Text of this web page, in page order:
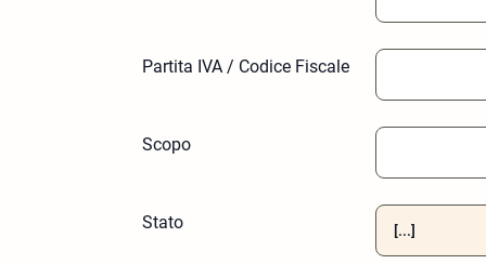
Partita IVA / Codice Fiscale
Scopo
Stato